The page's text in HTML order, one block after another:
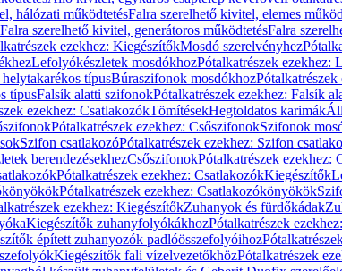
hálózati működtetésFalra szerelhető kivitel, elemes
szerelhető kivitel, generátoros működtetésFalra
ezekhez: KiegészítőkMosdó szerelvényhez
Lefolyókészletek mosdókhozPótalkatrészek ezekhez:
típusBúraszifonok mosdókhoz
típusFalsík alatti szifonokPótalkatrészek ezekhez: Falsík
ezekhez: CsatlakozókTömítésekHegtoldatos karimák
Pótalkatrészek ezekhez: CsőszifonokSzifonok
Szifon csatlakozóPótalkatrészek ezekhez: Szifon
berendezésekhezCsőszifonokPótalkatrészek ezekhez:
Pótalkatrészek ezekhez: CsatlakozókKiegészítők
Pótalkatrészek ezekhez: Csatlakozókönyökök
ezekhez: KiegészítőkZuhanyok és fürdőkádak
Kiegészítők zuhanyfolyókákhozPótalkatrészek
épített zuhanyozók padlóösszefolyóihoz
Kiegészítők fali vízelvezetőkhözPótalkatrészek